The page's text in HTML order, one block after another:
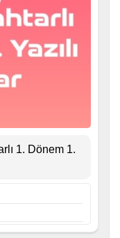
1. Dönem 1.